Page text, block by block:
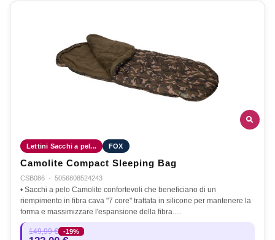
Lettini Sacchi a pel... FOX
Camolite Compact Sleeping Bag
CSB086 · 5056808524243
• Sacchi a pelo Camolite confortevoli che beneficiano di un
riempimento in fibra cava "7 core" trattata in silicone per mantenere la
forma e massimizzare l'espansione della fibra.…
149,99 € -19%